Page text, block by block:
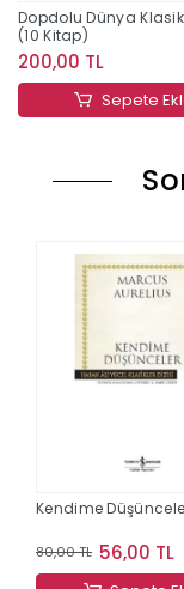
Dopdolu Dünya
(10 Kitap)
200,00 TL
Sepete
Kendime
80,00 TL 56,00 TL